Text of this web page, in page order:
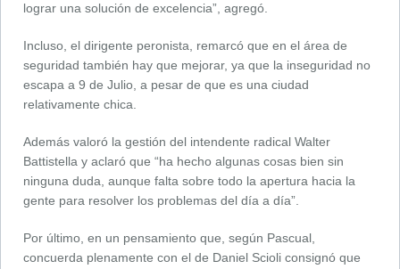
lograr una solución de excelencia”, agregó.
Incluso, el dirigente peronista, remarcó que en el área de
seguridad también hay que mejorar, ya que la inseguridad no
escapa a 9 de Julio, a pesar de que es una ciudad
relativamente chica.
Además valoró la gestión del intendente radical Walter
Battistella y aclaró que “ha hecho algunas cosas bien sin
ninguna duda, aunque falta sobre todo la apertura hacia la
gente para resolver los problemas del día a día”.
Por último, en un pensamiento que, según Pascual,
concuerda plenamente con el de Daniel Scioli consignó que